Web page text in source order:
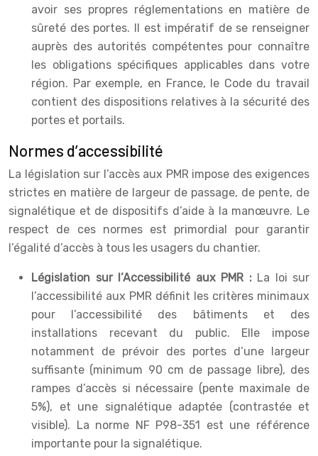
avoir ses propres réglementations en matière de
sûreté des portes. Il est impératif de se renseigner
auprès des autorités compétentes pour connaître
les obligations spécifiques applicables dans votre
région. Par exemple, en France, le Code du travail
contient des dispositions relatives à la sécurité des
portes et portails.
Normes d’accessibilité
La législation sur l’accès aux PMR impose des exigences
strictes en matière de largeur de passage, de pente, de
signalétique et de dispositifs d’aide à la manœuvre. Le
respect de ces normes est primordial pour garantir
l’égalité d’accès à tous les usagers du chantier.
Législation sur l’Accessibilité aux PMR : La loi sur
l’accessibilité aux PMR définit les critères minimaux
pour l’accessibilité des bâtiments et des
installations recevant du public. Elle impose
notamment de prévoir des portes d’une largeur
suffisante (minimum 90 cm de passage libre), des
rampes d’accès si nécessaire (pente maximale de
5%), et une signalétique adaptée (contrastée et
visible). La norme NF P98-351 est une référence
importante pour la signalétique.